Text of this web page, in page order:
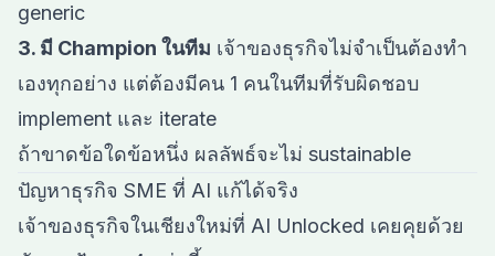
generic
3. มี Champion ในทีม เจ้าของธุรกิจไม่จำเป็นต้องทำ
เองทุกอย่าง แต่ต้องมีคน 1 คนในทีมที่รับผิดชอบ
implement และ iterate
ถ้าขาดข้อใดข้อหนึ่ง ผลลัพธ์จะไม่ sustainable
ปัญหาธุรกิจ SME ที่ AI แก้ได้จริง
เจ้าของธุรกิจในเชียงใหม่ที่ AI Unlocked เคยคุยด้วย